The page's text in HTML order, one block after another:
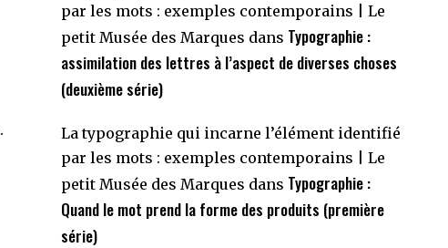
.
par les mots : exemples contemporains | Le
petit Musée des Marques dans Typographie :
assimilation des lettres à l’aspect de diverses choses
(deuxième série)
La typographie qui incarne l’élément identifié
par les mots : exemples contemporains | Le
petit Musée des Marques dans Typographie :
Quand le mot prend la forme des produits (première
série)